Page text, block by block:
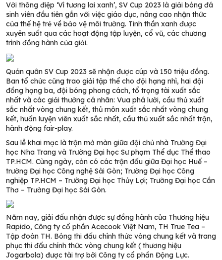
Với thông điệp ‘Vì tương lai xanh’, SV Cup 2023 là giải bóng đá
sinh viên đầu tiên gắn với việc giáo dục, nâng cao nhận thức
của thế hệ trẻ về bảo vệ môi trường. Tinh thần xanh được
xuyên suốt qua các hoạt động tập luyện, cổ vũ, các chương
trình đồng hành của giải.
Quán quân SV Cup 2023 sẽ nhận được cúp và 150 triệu đồng.
Ban tổ chức cũng trao giải tập thể cho đội hạng nhì, hai đội
đồng hạng ba, đội bóng phong cách, tổ trọng tài xuất sắc
nhất và các giải thưởng cá nhân: Vua phá lưới, cầu thủ xuất
sắc nhất vòng chung kết, thủ môn xuất sắc nhất vòng chung
kết, huấn luyện viên xuất sắc nhất, cầu thủ xuất sắc nhất trận,
hành động fair-play.
Sau lễ khai mạc là trận mở màn giữa đội chủ nhà Trường Đại
học Nha Trang và Trường Đại học Sư phạm Thể dục Thể thao
TP.HCM. Cùng ngày, còn có các trận đấu giữa Đại học Huế –
trường Đại học Công nghệ Sài Gòn; Trường Đại học Công
nghiệp TP.HCM – Trường Đại học Thủy Lợi; Trường Đại học Cần
Thơ – Trường Đại học Sài Gòn.
Năm nay, giải đấu nhận được sự đồng hành của Thương hiệu
Rapido, Công ty cổ phần Acecook Việt Nam, TH True Tea –
Tập đoàn TH. Bóng thi đấu chính thức vòng chung kết và trang
phục thi đấu chính thức vòng chung kết ( thương hiệu
Jogarbola) được tài trợ bởi Công ty cổ phần Động Lực.